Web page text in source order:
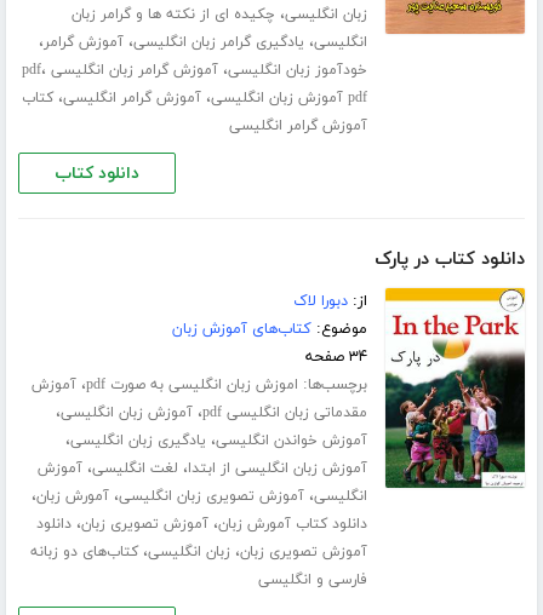
زبان انگلیسی، چکیده ای از نکته ها و گرامر زبان
انگلیسی، یادگیری گرامر زبان انگلیسی،آموزش گرامر،
خودآموز زبان انگلیسی،آموزش گرامر زبان انگلیسی pdf ،
pdf آموزش زبان انگلیسی ،آموزش گرامر انگلیسی،کتاب
آموزش گرامر انگلیسی
دانلود کتاب
دانلود کتاب در پارک
از:دبورا لاک
موضوع:کتاب‌های آموزش زبان
۳۴ صفحه
برچسب‌ها: اموزش زبان انگلیسی به صورت pdf ،آموزش
مقدماتی زبان انگلیسی pdf
،آموزش زبان انگلیسی،
آموزش خواندن انگلیسی، یادگیری زبان انگلیسی،
آموزش زبان انگلیسی از ابتدا، لغت انگلیسی،آموزش
انگلیسی،آموزش تصویری زبان انگلیسی،آمورش زبان،
دانلود کتاب آمورش زبان،آموزش تصویری زبان،دانلود
آموزش تصویری زبان، زبان انگلیسی،کتاب‌های دو زبانه
فارسی و انگلیسی